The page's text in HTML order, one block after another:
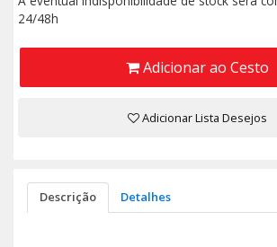
24/48h
Adicionar ao Cesto
Adicionar Lista Desejos
Descrição Detalhes